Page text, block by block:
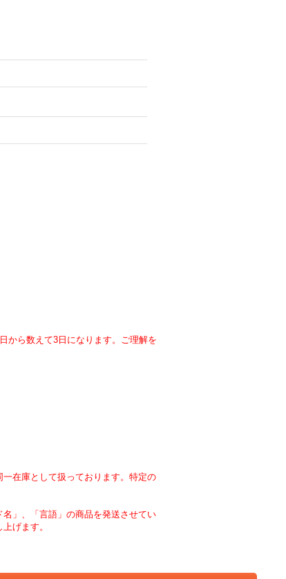
から数えて3日になります。ご理解を
在庫として扱っております。特定の
」、「言語」の商品を発送させてい
げます。